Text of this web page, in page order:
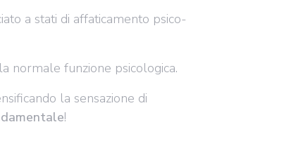
a stati di affaticamento psico-
normale funzione psicologica.
la sensazione di
!